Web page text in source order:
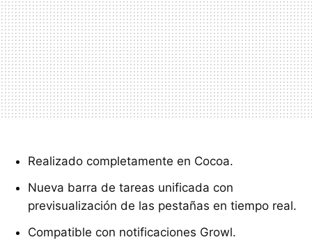
Realizado completamente en Cocoa.
Nueva barra de tareas unificada con
previsualización de las pestañas en tiempo real.
Compatible con notificaciones Growl.